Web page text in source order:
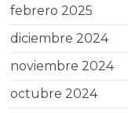
febrero 2025
diciembre 2024
noviembre 2024
octubre 2024